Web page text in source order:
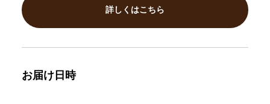
詳しくはこちら
お届け日時